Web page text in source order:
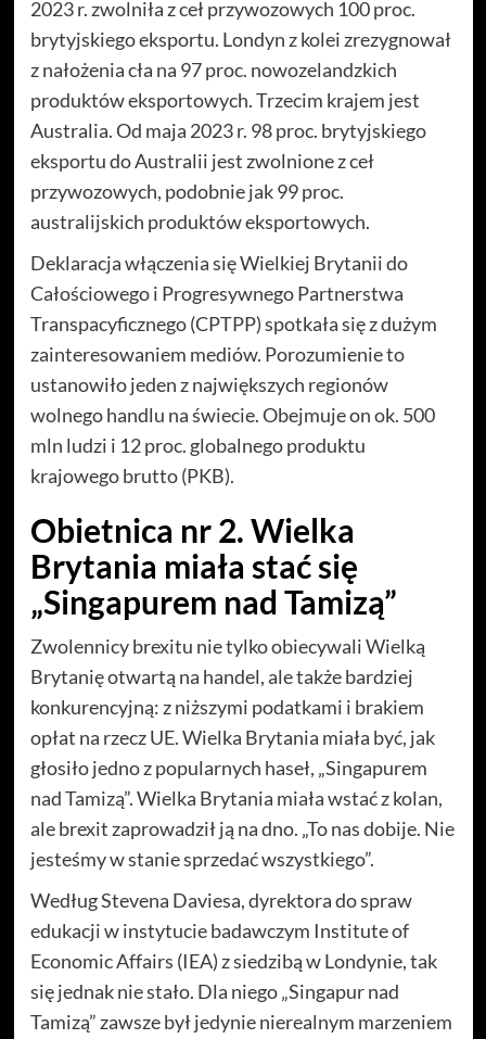
2023 r. zwolniła z ceł przywozowych 100 proc.
brytyjskiego eksportu. Londyn z kolei zrezygnował
z nałożenia cła na 97 proc. nowozelandzkich
produktów eksportowych. Trzecim krajem jest
Australia. Od maja 2023 r. 98 proc. brytyjskiego
eksportu do Australii jest zwolnione z ceł
przywozowych, podobnie jak 99 proc.
australijskich produktów eksportowych.
Deklaracja włączenia się Wielkiej Brytanii do
Całościowego i Progresywnego Partnerstwa
Transpacyficznego (CPTPP) spotkała się z dużym
zainteresowaniem mediów. Porozumienie to
ustanowiło jeden z największych regionów
wolnego handlu na świecie. Obejmuje on ok. 500
mln ludzi i 12 proc. globalnego produktu
krajowego brutto (PKB).
Obietnica nr 2. Wielka
Brytania miała stać się
„Singapurem nad Tamizą”
Zwolennicy brexitu nie tylko obiecywali Wielką
Brytanię otwartą na handel, ale także bardziej
konkurencyjną: z niższymi podatkami i brakiem
opłat na rzecz UE. Wielka Brytania miała być, jak
głosiło jedno z popularnych haseł, „Singapurem
nad Tamizą”. Wielka Brytania miała wstać z kolan,
ale brexit zaprowadził ją na dno. „To nas dobije. Nie
jesteśmy w stanie sprzedać wszystkiego”.
Według Stevena Daviesa, dyrektora do spraw
edukacji w instytucie badawczym Institute of
Economic Affairs (IEA) z siedzibą w Londynie, tak
się jednak nie stało. Dla niego „Singapur nad
Tamizą” zawsze był jedynie nierealnym marzeniem